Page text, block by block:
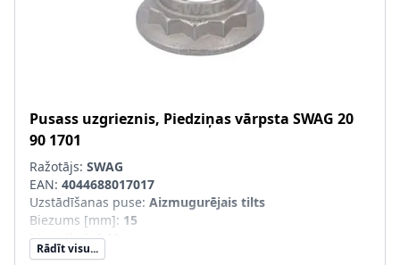
Pusass uzgrieznis, Piedziņas vārpsta SWAG 20
90 1701
Ražotājs: SWAG
EAN: 4044688017017
Uzstādīšanas puse: Aizmugurējais tilts
Biezums [mm]: 15
Masa [kg]:0,03
Materiāls:Tērauds
Rādīt visu...